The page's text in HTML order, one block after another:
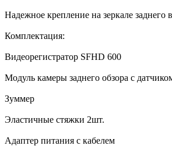
Надежное крепление на зеркале заднего
Комплектация:
Видеорегистратор SFHD 600
Модуль камеры заднего обзора с
Зуммер
Эластичные стяжки 2шт.
Адаптер питания с кабелем